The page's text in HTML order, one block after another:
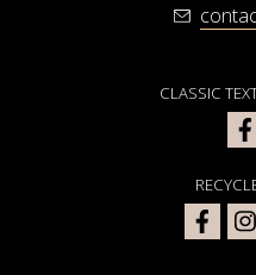
CLASSIC